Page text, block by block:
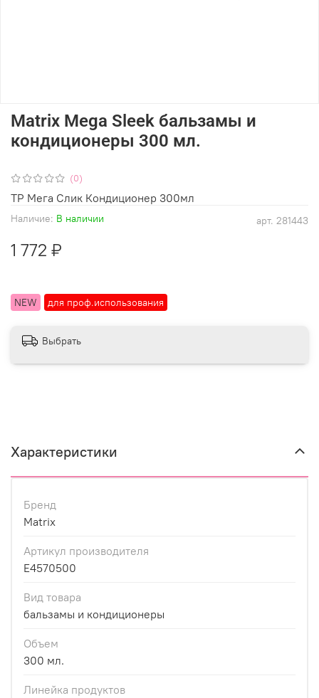
(0)
арт. 281443
Наличие: В наличии
NEW для проф.использования
Matrix Mega Sleek бальзамы и
кондиционеры 300 мл.
1 772 ₽
ТР Мега Слик Кондиционер 300мл
Выбрать
Характеристики
Бренд
Matrix
Артикул производителя
E4570500
Вид товара
бальзамы и кондиционеры
Объем
300 мл.
Линейка продуктов